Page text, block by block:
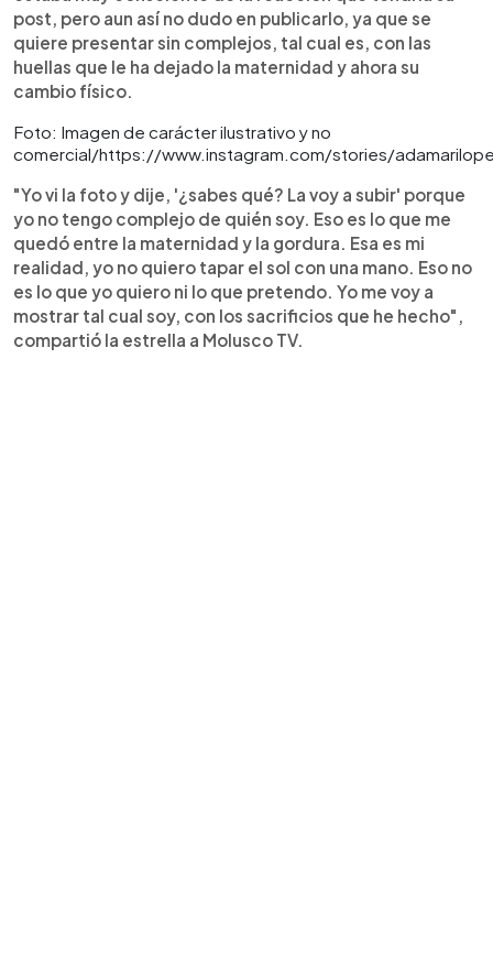
post, pero aun así no dudo en publicarlo, ya que se
quiere presentar sin complejos, tal cual es, con las
huellas que le ha dejado la maternidad y ahora su
cambio físico.
Foto: Imagen de carácter ilustrativo y no
comercial/https://www.instagram.com/stories/
"Yo vi la foto y dije, '¿sabes qué? La voy a subir' porque
yo no tengo complejo de quién soy. Eso es lo que me
quedó entre la maternidad y la gordura. Esa es mi
realidad, yo no quiero tapar el sol con una mano. Eso no
es lo que yo quiero ni lo que pretendo. Yo me voy a
mostrar tal cual soy, con los sacrificios que he hecho",
compartió la estrella a Molusco TV.